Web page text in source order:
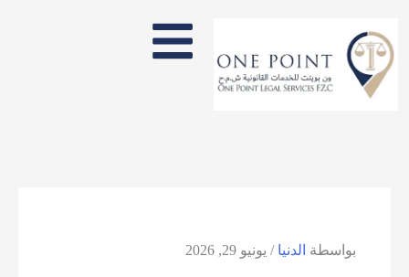
بواسطة الدنيا/ يونيو 29, 2026